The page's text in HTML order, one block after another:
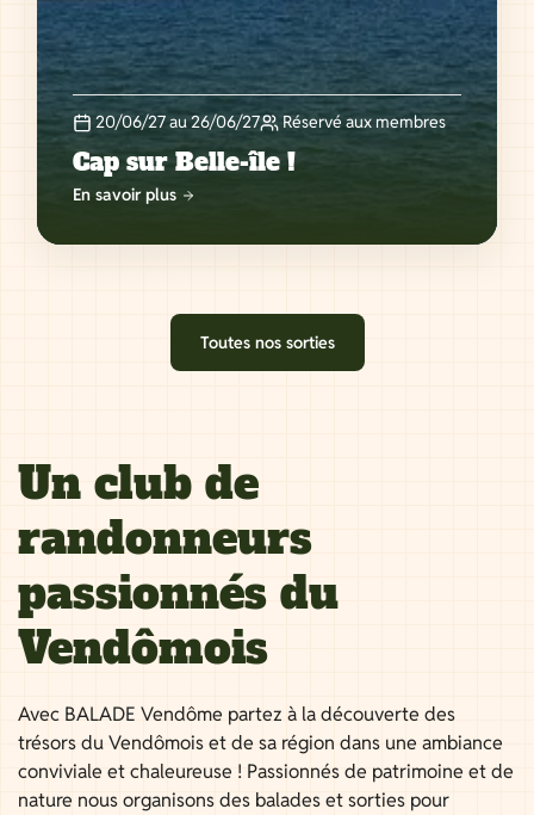
20/06/27 au 26/06/27 Réservé aux membres
Cap sur Belle-île !
En savoir plus
Toutes nos sorties
Un club de
randonneurs
passionnés du
Vendômois
Avec BALADE Vendôme partez à la découverte des
trésors du Vendômois et de sa région dans une ambiance
conviviale et chaleureuse ! Passionnés de patrimoine et de
nature nous organisons des balades et sorties pour